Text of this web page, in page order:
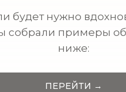
будет нужно
собрали примеры
ниже:
ПЕРЕЙТИ →